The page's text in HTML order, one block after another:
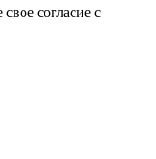
согласие с